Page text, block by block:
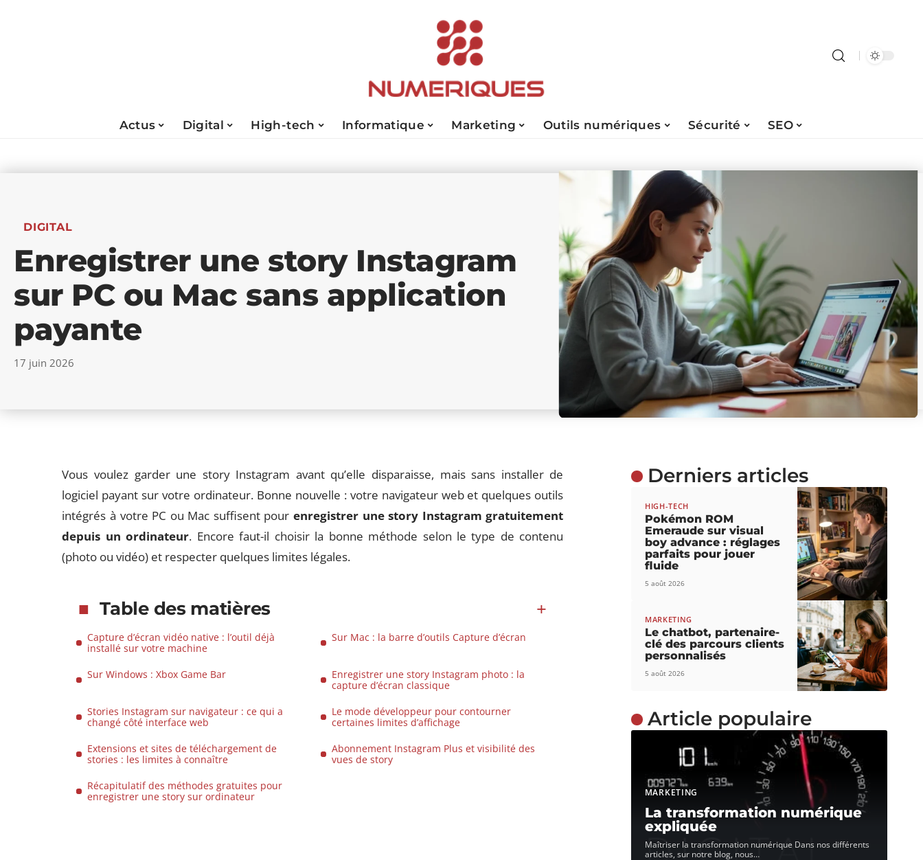
Actus Digital High-tech Informatique Marketing Outils numériques Sécurité SEO
DIGITAL
Enregistrer une story Instagram
sur PC ou Mac sans application
payante
17 juin 2026
Vous voulez garder une story Instagram avant qu’elle disparaisse, mais sans installer de
logiciel payant sur votre ordinateur. Bonne nouvelle : votre navigateur web et quelques outils
intégrés à votre PC ou Mac suffisent pourenregistrer une story Instagram gratuitement
depuis un ordinateur. Encore faut-il choisir la bonne méthode selon le type de contenu
(photo ou vidéo) et respecter quelques limites légales.
Table des matières
Capture d’écran vidéo native : l’outil déjà
installé sur votre machine
Sur Mac : la barre d’outils Capture d’écran
Sur Windows : Xbox Game Bar
Enregistrer une story Instagram photo : la
capture d’écran classique
Stories Instagram sur navigateur : ce qui a
changé côté interface web
Le mode développeur pour contourner
certaines limites d’affichage
Extensions et sites de téléchargement de
stories : les limites à connaître
Abonnement Instagram Plus et visibilité des
vues de story
Récapitulatif des méthodes gratuites pour
enregistrer une story sur ordinateur
Derniers articles
HIGH-TECH
Pokémon ROM
Emeraude sur visual
boy advance : réglages
parfaits pour jouer
fluide
5 août 2026
MARKETING
Le chatbot, partenaire-
clé des parcours clients
personnalisés
5 août 2026
Article populaire
MARKETING
La transformation numérique
expliquée
Maîtriser la transformation numérique Dans nos différents
articles, sur notre blog, nous…